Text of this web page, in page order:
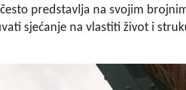
predstavlja na svojim
sjećanje na vlastiti život i